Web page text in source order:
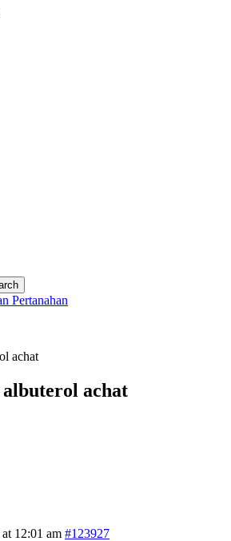
Pertanahan
achat
achat
12:01 am #123927